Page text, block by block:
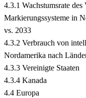
4.3.1 Wachstumsrate
Markierungssysteme in
vs. 2033
4.3.2 Verbrauch von
Nordamerika nach
4.3.3 Vereinigte Staaten
4.3.4 Kanada
4.4 Europa